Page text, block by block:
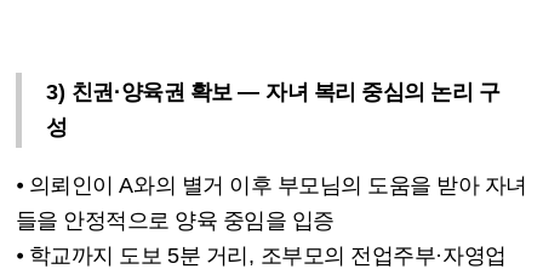
3) 친권 ·양육권 확보—자녀 복리 중심의 논리 구
성
⦁ 의뢰인이A와의 별거 이후 부모님의 도움을 받아 자녀
들을 안정적으로 양육 중임을 입증
⦁ 학교까지 도보 5분 거리 , 조부모의 전업주부·자영업